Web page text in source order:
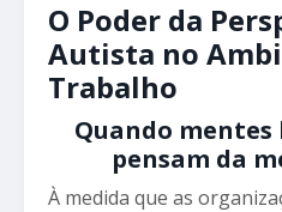
O Poder da
Autista no
Trabalho
Quando
pensam da
À medida que as